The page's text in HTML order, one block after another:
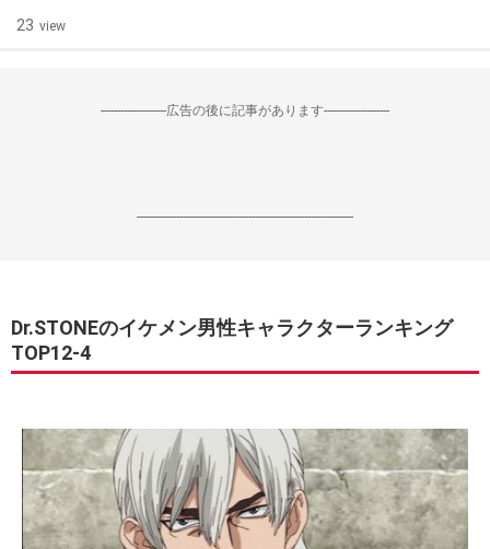
23 view
--------------------広告の後に記事があります--------------------
------------------------------------------------------------------
Dr.STONEのイケメン男性キャラクターランキング
TOP12-4